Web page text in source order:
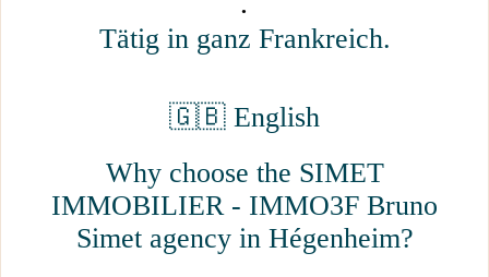
Tätig in ganz Frankreich.
🇬🇧 English
Why choose the SIMET
IMMOBILIER - IMMO3F Bruno
Simet agency in Hégenheim?